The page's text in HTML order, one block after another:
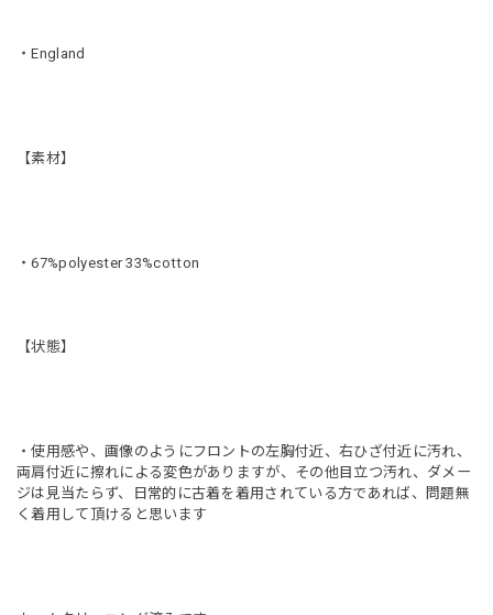
・England
【素材】
・67%polyester 33%cotton
【状態】
・使用感や、画像のようにフロントの左胸付近、右ひざ付近に汚れ、
両肩付近に擦れによる変色がありますが、その他目立つ汚れ、ダメー
ジは見当たらず、日常的に古着を着用されている方であれば、問題無
く着用して頂けると思います